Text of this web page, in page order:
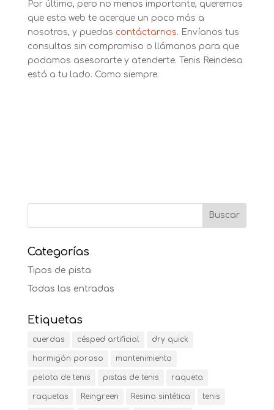
Por último, pero no menos importante, queremos
que esta web te acerque un poco más a
nosotros, y puedas contáctarnos. Envíanos tus
consultas sin compromiso o llámanos para que
podamos asesorarte y atenderte. Tenis Reindesa
está a tu lado. Como siempre.
Categorías
Tipos de pista
Todas las entradas
Etiquetas
cuerdas césped artificial dry quick
hormigón poroso mantenimiento
pelota de tenis pistas de tenis raqueta
raquetas Reingreen Resina sintética tenis